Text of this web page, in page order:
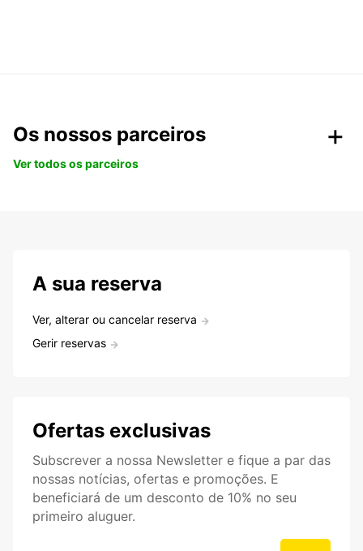
Os nossos parceiros
Ver todos os parceiros
A sua reserva
Ver, alterar ou cancelar reserva
Gerir reservas
Ofertas exclusivas
Subscrever a nossa Newsletter e fique a par das
nossas notícias, ofertas e promoções. E
beneficiará de um desconto de 10% no seu
primeiro aluguer.